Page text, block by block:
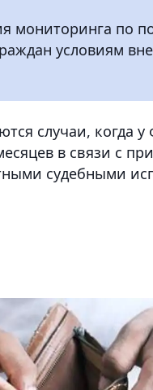
мониторинга по
условиям
случаи, когда
в связи с
судебными